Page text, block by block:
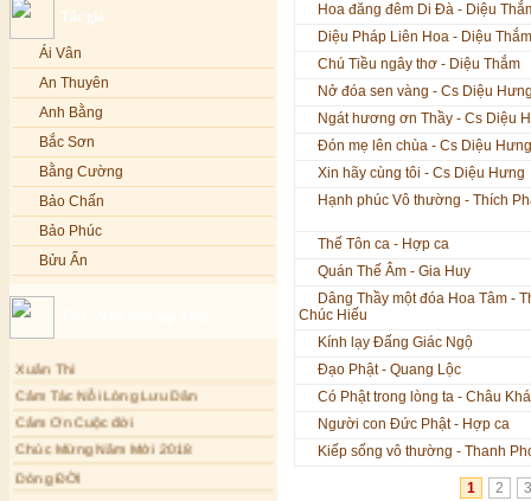
Lạy Phật Dược Sư - Kim Linh
Diệu Pháp Liên Hoa - Kim Linh
Bảo Yến
Bảo Yến và Khắc Dũng
Bé Minh Tú
Bé Phương Anh
Bé Xuân Mai
Bích Hồng
Bích Phượng
Bích Thảo
Bích Tuyền
Cẩm Vân
Cao Duy
Cao Minh
Châu Khánh Hà
Tác giả
Ái Vân
An Thuyên
Anh Bằng
Bắc Sơn
Bằng Cường
Bảo Chấn
Bảo Phúc
Bửu Ấn
Chúc Hiếu
Chúc Linh
Chung Quân
Chương Đức
Xuân Thi
Cảm Tác Nỗi Lòng Lưu Dân
Cảm Ơn Cuộc đời
Chúc Mừng Năm Mới 2018
Dòng ĐỜI
Hoa đăng đêm Di Đà - Diệu
Diệu Pháp Liên Hoa - Diệu Thắm
Chú Tiều ngây thơ - Diệu Thắm
Nở đóa sen vàng - Cs Diệu
Ngát hương ơn Thầy - Cs Diệu
Đón mẹ lên chùa - Cs Diệu Hưng
Xin hãy cùng tôi - Cs Diệu Hưng
Hạnh phúc Vô thường - Thích
Thế Tôn ca - Hợp ca
Quán Thế Âm - Gia Huy
Dâng Thầy một đóa Hoa Tâm -
Chúc Hiếu
Kính lạy Đấng Giác Ngộ
Đạo Phật - Quang Lộc
Có Phật trong lòng ta - Châu
Người con Đức Phật - Hợp ca
Kiếp sống vô thường - Thanh
1 2 3